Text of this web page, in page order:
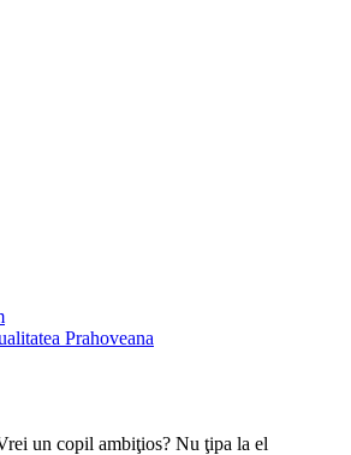
un copil ambiţios? Nu ţipa la el